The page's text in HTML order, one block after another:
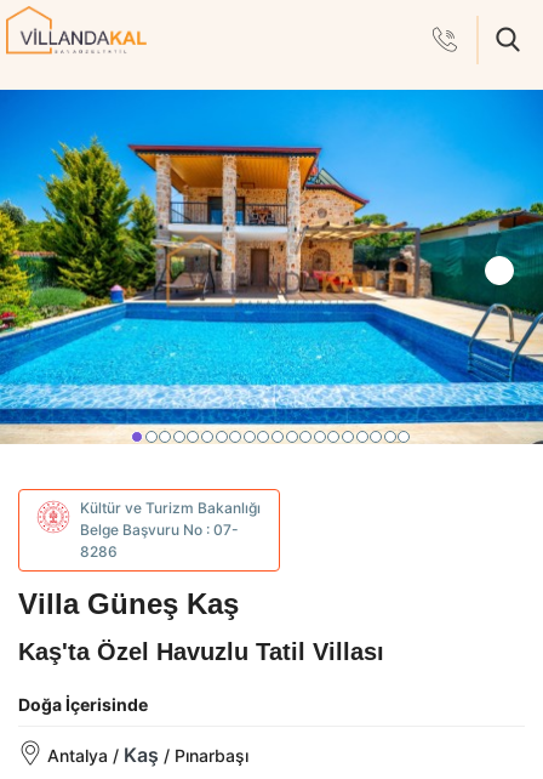
Kültür ve Turizm Bakanlığı
Belge Başvuru No : 07-
8286
Villa Güneş Kaş
Kaş'ta Özel Havuzlu Tatil Villası
Doğa İçerisinde
Antalya / Kaş / Pınarbaşı